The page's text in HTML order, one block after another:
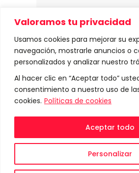
Valoramos tu privacidad
Usamos cookies para mejorar su
navegación, mostrarle anuncios o
personalizados y analizar nuestro
Al hacer clic en “Aceptar todo”
consentimiento a nuestro uso de
cookies. Políticas de cookies
Personalizar
Aceptar todo